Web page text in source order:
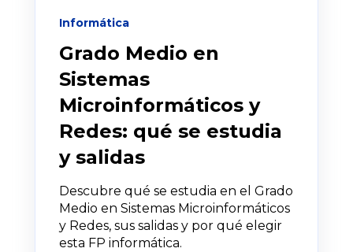
Informática
Grado Medio en
Sistemas
Microinformáticos y
Redes: qué se estudia
y salidas
Descubre qué se estudia en el Grado
Medio en Sistemas Microinformáticos
y Redes, sus salidas y por qué elegir
esta FP informática.